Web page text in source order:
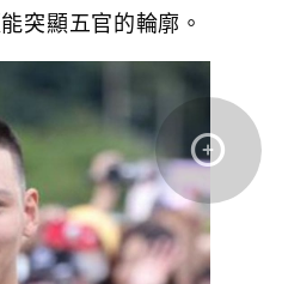
突顯五官的輪廓。